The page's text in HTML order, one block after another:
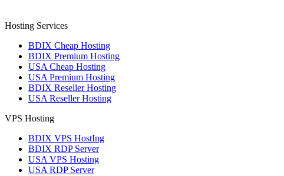
Hosting Services
BDIX Cheap Hosting
BDIX Premium Hosting
USA Cheap Hosting
USA Premium Hosting
BDIX Reseller Hosting
USA Reseller Hosting
VPS Hosting
BDIX VPS HostIng
BDIX RDP Server
USA VPS Hosting
USA RDP Server